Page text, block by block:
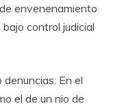
envenenamiento
control judicial
En el
el de un nio de